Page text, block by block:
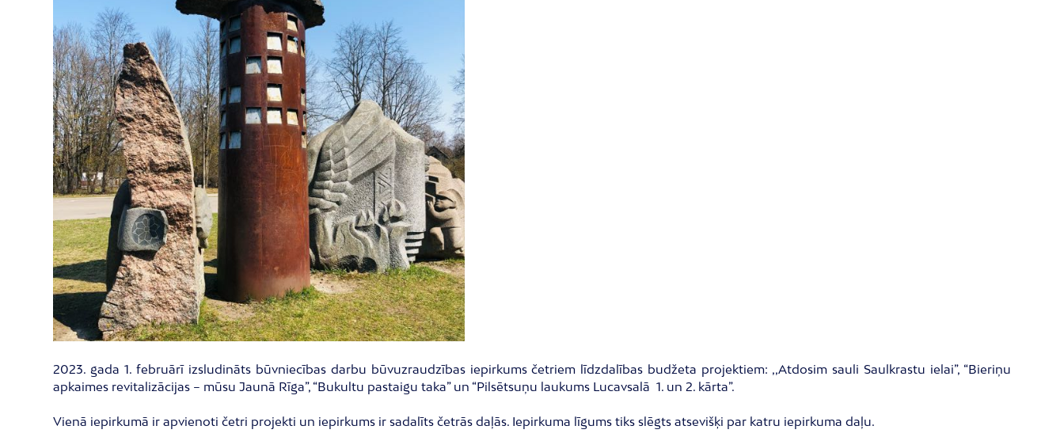
2023. gada 1. februārī izsludināts būvniecības darbu būvuzraudzības iepirkums četriem līdzdalības budžeta projektiem: ,,Atdosim sauli Saulkrastu ielai”, “Bieriņu
apkaimes revitalizācijas – mūsu Jaunā Rīga”, “Bukultu pastaigu taka” un “Pilsētsuņu laukums Lucavsalā 1. un 2. kārta”.
Vienā iepirkumā ir apvienoti četri projekti un iepirkums ir sadalīts četrās daļās. Iepirkuma līgums tiks slēgts atsevišķi par katru iepirkuma daļu.